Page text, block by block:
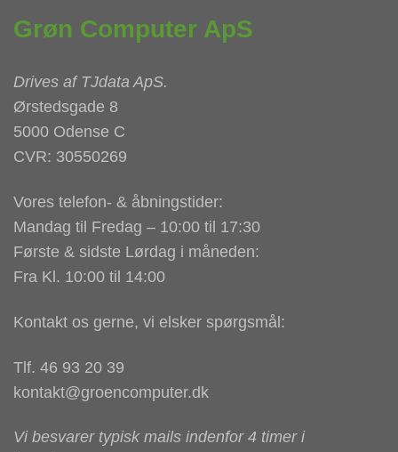
Grøn Computer ApS
Drives af TJdata ApS.
Ørstedsgade 8
5000 Odense C
CVR: 30550269
Vores telefon- & åbningstider:
Mandag til Fredag – 10:00 til 17:30
Første & sidste Lørdag i måneden:
Fra Kl. 10:00 til 14:00
Kontakt os gerne, vi elsker spørgsmål:
Tlf. 46 93 20 39
kontakt@groencomputer.dk
Vi besvarer typisk mails indenfor 4 timer i